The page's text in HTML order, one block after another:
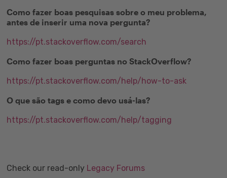
Como fazer boas pesquisas sobre o meu problema,
antes de inserir uma nova pergunta?
https://pt.stackoverflow.com/search
Como fazer boas perguntas no StackOverflow?
https://pt.stackoverflow.com/help/how-to-ask
O que são tags e como devo usá-las?
https://pt.stackoverflow.com/help/tagging
Check our read-only Legacy Forums